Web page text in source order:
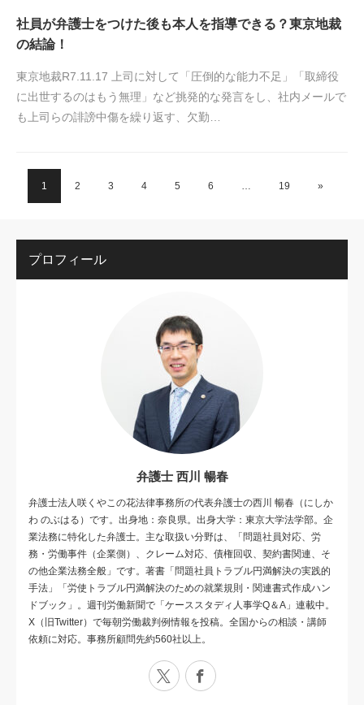
社員が弁護士をつけた後も本人を指導できる？東京地裁
の結論！
東京地裁R7.11.17 上司に対して「圧倒的な能力不足」「取締役
に出世するのはもう無理」など挑発的な発言をし、社内メールで
も上司らの誹謗中傷を繰り返す、欠勤…
1 2 3 4 5 6 … 19 »
プロフィール
弁護士 西川 暢春
弁護士法人咲くやこの花法律事務所の代表弁護士の西川 暢春（にしか
わ のぶはる）です。出身地：奈良県。出身大学：東京大学法学部。企
業法務に特化した弁護士。主な取扱い分野は、「問題社員対応、労
務・労働事件（企業側）、クレーム対応、債権回収、契約書関連、そ
の他企業法務全般」です。著書「問題社員トラブル円満解決の実践的
手法」「労使トラブル円満解決のための就業規則・関連書式作成ハン
ドブック」。週刊労働新聞で「ケーススタディ人事学Q＆A」連載中。
X（旧Twitter）で毎朝労働裁判例情報を投稿。全国からの相談・講師
依頼に対応。事務所顧問先約560社以上。
X Facebook